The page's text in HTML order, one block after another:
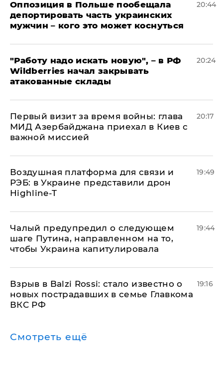
Оппозиция в Польше пообещала
депортировать часть украинских
мужчин – кого это может коснуться
20:44
"Работу надо искать новую", – в РФ
Wildberries начал закрывать
атакованные склады
20:24
Первый визит за время войны: глава
МИД Азербайджана приехал в Киев с
важной миссией
20:17
Воздушная платформа для связи и
РЭБ: в Украине представили дрон
Highline-T
19:49
Чалый предупредил о следующем
шаге Путина, направленном на то,
чтобы Украина капитулировала
19:44
Взрыв в Balzi Rossi: стало известно о
новых пострадавших в семье Главкома
ВКС РФ
19:16
Смотреть ещё